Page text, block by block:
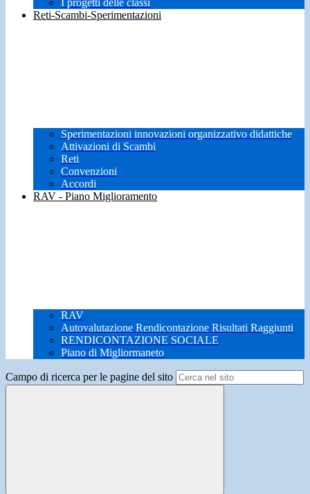
I progetti delle classi
Reti-Scambi-Sperimentazioni
Sperimentazioni innovazioni organizzativo didattiche
Attivazioni di Scambi
Reti
Convenzioni
Accordi
RAV - Piano Miglioramento
RAV
Autovalutazione Rendicontazione Risultati Raggiunti
RENDICONTAZIONE SOCIALE
Piano di Migliormaneto
Campo di ricerca per le pagine del sito